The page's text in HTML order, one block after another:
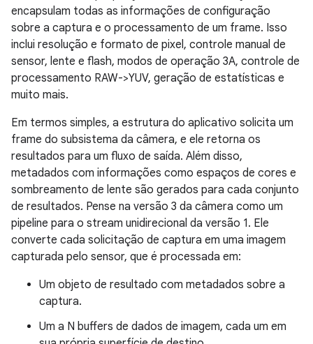
encapsulam todas as informações de configuração
sobre a captura e o processamento de um frame. Isso
inclui resolução e formato de pixel, controle manual de
sensor, lente e flash, modos de operação 3A, controle de
processamento RAW->YUV, geração de estatísticas e
muito mais.
Em termos simples, a estrutura do aplicativo solicita um
frame do subsistema da câmera, e ele retorna os
resultados para um fluxo de saída. Além disso,
metadados com informações como espaços de cores e
sombreamento de lente são gerados para cada conjunto
de resultados. Pense na versão 3 da câmera como um
pipeline para o stream unidirecional da versão 1. Ele
converte cada solicitação de captura em uma imagem
capturada pelo sensor, que é processada em:
Um objeto de resultado com metadados sobre a
captura.
Um a N buffers de dados de imagem, cada um em